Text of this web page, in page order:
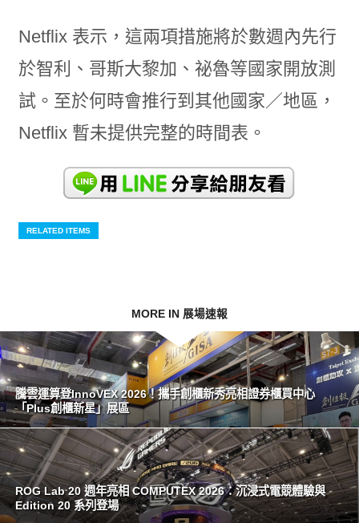
Netflix 表示，這兩項措施將於數週內先行
於智利、哥斯大黎加、祕魯等國家開放測
試。至於何時會推行到其他國家／地區，
Netflix 暫未提供完整的時間表。
RELATED ITEMS
MORE IN 展場速報
騰雲運算登InnoVEX 2026！攜手創櫃新秀亮相證券櫃買中心
「Plus創櫃新星」展區
ROG Lab 20 週年亮相 COMPUTEX 2026：沉浸式電競體驗與
Edition 20 系列登場